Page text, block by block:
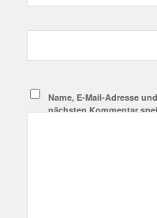
Name, E-Mail-Adresse
nächsten Kommentar